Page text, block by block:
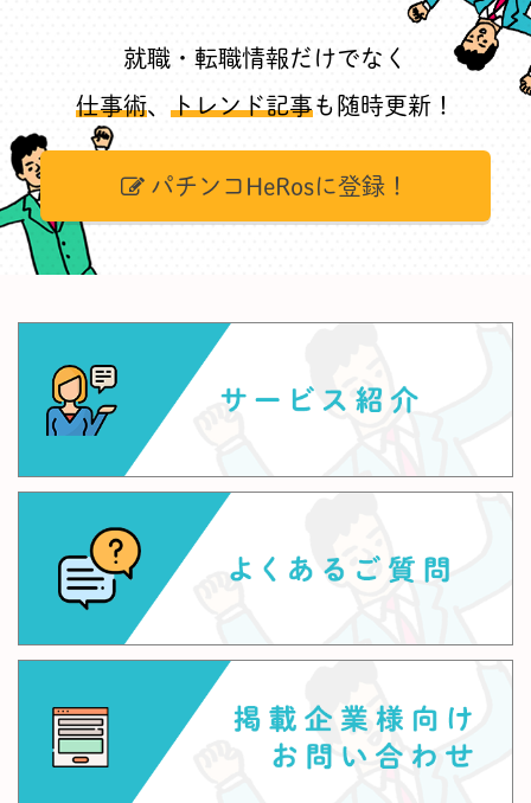
就職・転職情報だけでなく
仕事術、 トレンド記事も随時更新！
パチンコHeRosに登録！